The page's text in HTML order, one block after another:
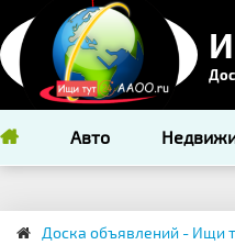
Авто
Доска объявлений - Ищи